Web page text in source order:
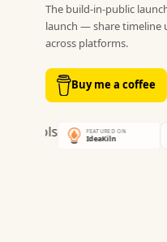
The build-in-public
launch — share timeline
across platforms.
Buy me a coffee